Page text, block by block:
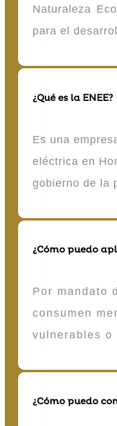
Naturaleza
para el
¿Qué es la ENEE?
Es una
eléctrica en
gobierno de la
¿Cómo puedo
Por mandato
consumen
vulnerables o
¿Cómo puedo